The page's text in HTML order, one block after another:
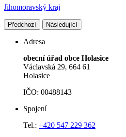
Jihomoravský kraj
Předchozí Následující
Adresa
obecní úřad obce Holasice
Václavská 29, 664 61
Holasice
IČO: 00488143
Spojení
Tel.: +420 547 229 362